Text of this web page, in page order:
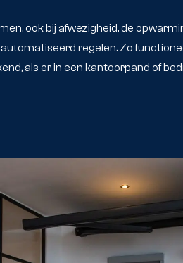
ook bij afwezigheid, de
regelen. Zo
als er in een kantoorpand of